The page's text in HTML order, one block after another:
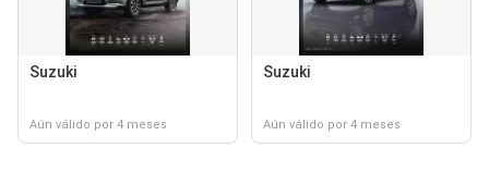
Suzuki
Aún válido por 4 meses
Suzuki
Aún válido por 4 meses